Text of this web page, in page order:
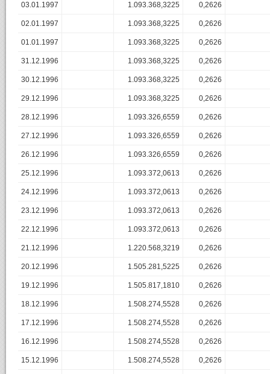
03.01.1997 1.093.368,3225 0,2626
02.01.1997 1.093.368,3225 0,2626
01.01.1997 1.093.368,3225 0,2626
31.12.1996 1.093.368,3225 0,2626
30.12.1996 1.093.368,3225 0,2626
29.12.1996 1.093.368,3225 0,2626
28.12.1996 1.093.326,6559 0,2626
27.12.1996 1.093.326,6559 0,2626
26.12.1996 1.093.326,6559 0,2626
25.12.1996 1.093.372,0613 0,2626
24.12.1996 1.093.372,0613 0,2626
23.12.1996 1.093.372,0613 0,2626
22.12.1996 1.093.372,0613 0,2626
21.12.1996 1.220.568,3219 0,2626
20.12.1996 1.505.281,5225 0,2626
19.12.1996 1.505.817,1810 0,2626
18.12.1996 1.508.274,5528 0,2626
17.12.1996 1.508.274,5528 0,2626
16.12.1996 1.508.274,5528 0,2626
15.12.1996 1.508.274,5528 0,2626